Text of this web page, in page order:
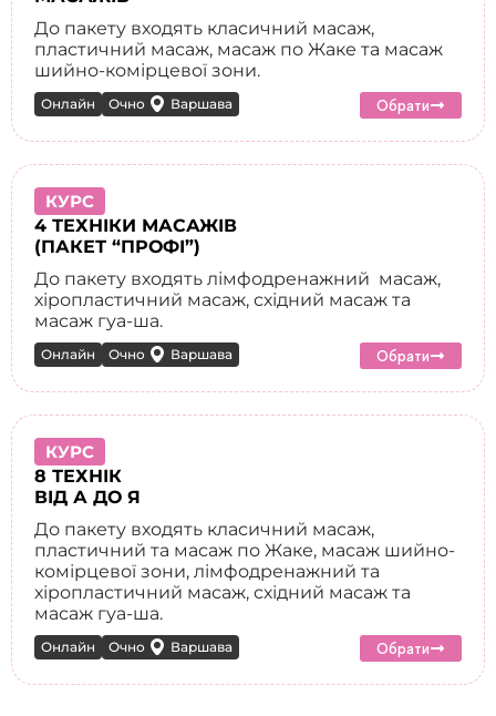
До пакету входять класичний масаж,
пластичний масаж, масаж по Жаке та масаж
шийно-комірцевої зони.
Онлайн Очно Варшава Обрати
КУРС
4 ТЕХНІКИ МАСАЖІВ
(ПАКЕТ “ПРОФІ”)
До пакету входять лімфодренажний масаж,
хіропластичний масаж, східний масаж та
масаж гуа-ша.
Онлайн Очно Варшава Обрати
КУРС
8 ТЕХНІК
ВІД А ДО Я
До пакету входять класичний масаж,
пластичний та масаж по Жаке, масаж шийно-
комірцевої зони, лімфодренажний та
хіропластичний масаж, східний масаж та
масаж гуа-ша.
Онлайн Очно Варшава Обрати